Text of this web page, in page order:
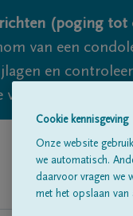
(poging
van een
en
echter
Cookie kennisgeving
Onze website
we automatisch.
daarvoor vragen we
met het opslaan van